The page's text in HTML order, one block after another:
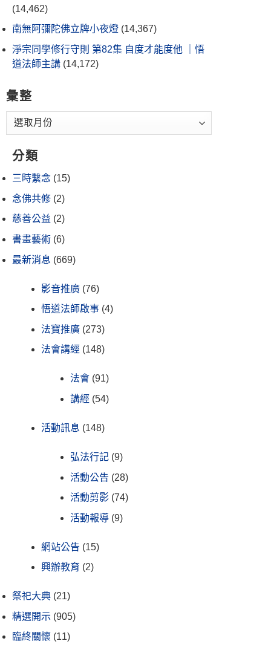
(14,462)
南無阿彌陀佛立牌小夜燈 (14,367)
淨宗同學修行守則 第82集 自度才能度他 ｜悟
道法師主講 (14,172)
彙整
分類
三時繫念 (15)
念佛共修 (2)
慈善公益 (2)
書畫藝術 (6)
最新消息 (669)
影音推廣 (76)
悟道法師啟事 (4)
法寶推廣 (273)
法會講經 (148)
法會 (91)
講經 (54)
活動訊息 (148)
弘法行記 (9)
活動公告 (28)
活動剪影 (74)
活動報導 (9)
網站公告 (15)
興辦教育 (2)
祭祀大典 (21)
精選開示 (905)
臨終關懷 (11)